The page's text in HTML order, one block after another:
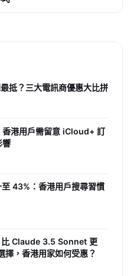
抵？三大電訊商優惠大比拼
港用戶需留意 iCloud+ 訂
響
43%：香港用戶搜尋習慣
Claude 3.5 Sonnet 更
擇，香港用家如何受惠？